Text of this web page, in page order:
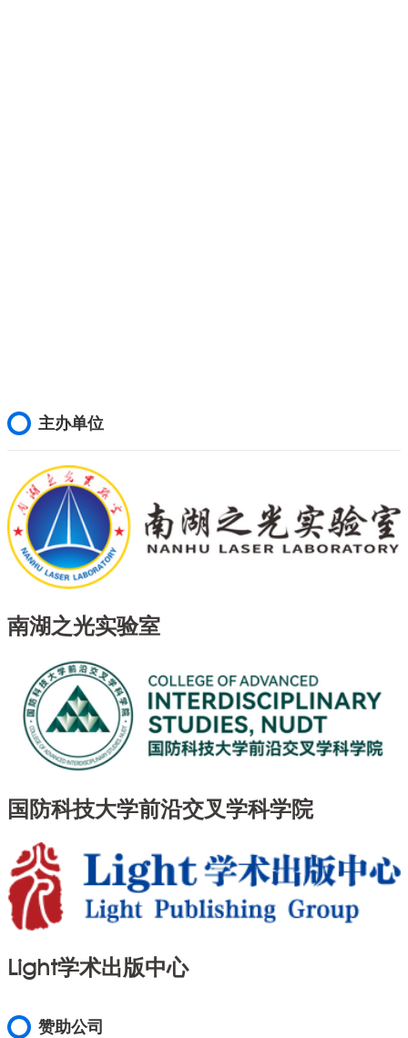
主办单位
南湖之光实验室
国防科技大学前沿交叉学科学院
Light学术出版中心
赞助公司